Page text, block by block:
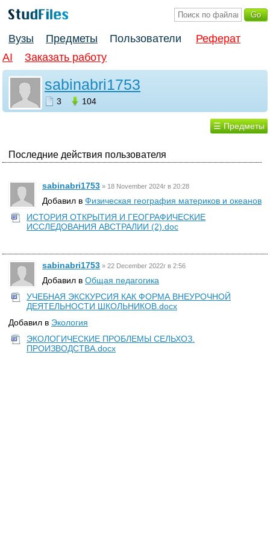
Вузы Предметы Пользователи
Реферат
AI
Заказать работу
sabinabri1753
3 104
☰ Предметы
Последние действия пользователя
sabinabri1753 » 18 November 2024г в 20:28
Добавил в Физическая география материков и океанов
ИСТОРИЯ ОТКРЫТИЯ И ГЕОГРАФИЧЕСКИЕ
ИССЛЕДОВАНИЯ АВСТРАЛИИ (2).doc
sabinabri1753 » 22 December 2022г в 2:56
Добавил в Общая педагогика
УЧЕБНАЯ ЭКСКУРСИЯ КАК ФОРМА ВНЕУРОЧНОЙ
ДЕЯТЕЛЬНОСТИ ШКОЛЬНИКОВ.docx
Добавил в Экология
ЭКОЛОГИЧЕСКИЕ ПРОБЛЕМЫ СЕЛЬХОЗ.
ПРОИЗВОДСТВА.docx